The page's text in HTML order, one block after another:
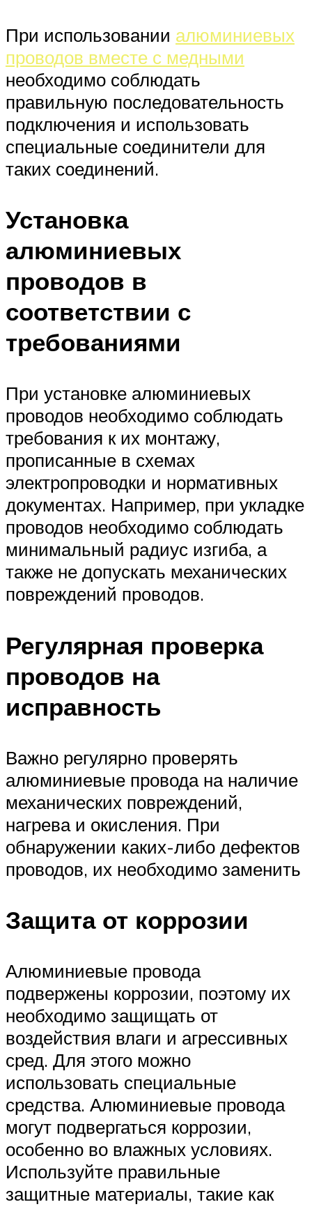
При использовании алюминиевых
проводов вместе с медными
необходимо соблюдать
правильную последовательность
подключения и использовать
специальные соединители для
таких соединений.
Установка
алюминиевых
проводов в
соответствии с
требованиями
При установке алюминиевых
проводов необходимо соблюдать
требования к их монтажу,
прописанные в схемах
электропроводки и нормативных
документах. Например, при укладке
проводов необходимо соблюдать
минимальный радиус изгиба, а
также не допускать механических
повреждений проводов.
Регулярная проверка
проводов на
исправность
Важно регулярно проверять
алюминиевые провода на наличие
механических повреждений,
нагрева и окисления. При
обнаружении каких-либо дефектов
проводов, их необходимо заменить
Защита от коррозии
Алюминиевые провода
подвержены коррозии, поэтому их
необходимо защищать от
воздействия влаги и агрессивных
сред. Для этого можно
использовать специальные
средства. Алюминиевые провода
могут подвергаться коррозии,
особенно во влажных условиях.
Используйте правильные
защитные материалы, такие как